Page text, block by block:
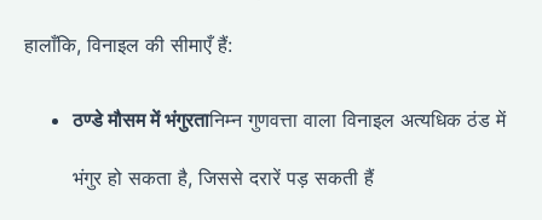
हालाँकि, विनाइल की सीमाएँ हैं:
ठण्डे मौसम में भंगुरतानिम्न गुणवत्ता वाला विनाइल अत्यधिक ठंड में
भंगुर हो सकता है, जिससे दरारें पड़ सकती हैं